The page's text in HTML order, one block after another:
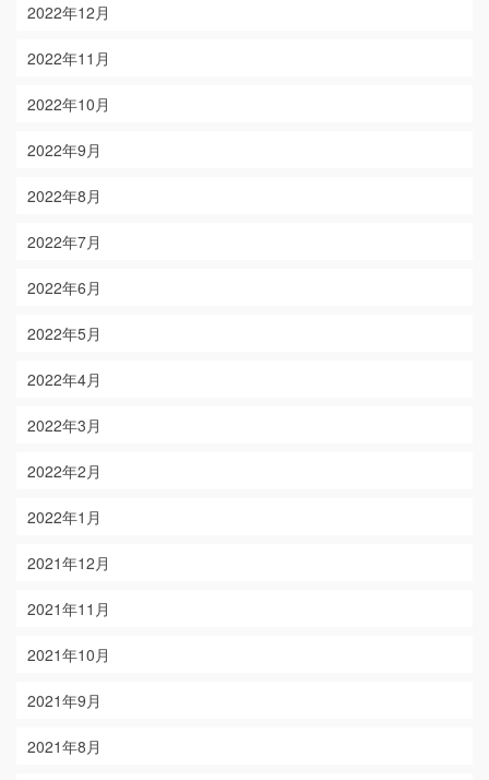
2022年12月
2022年11月
2022年10月
2022年9月
2022年8月
2022年7月
2022年6月
2022年5月
2022年4月
2022年3月
2022年2月
2022年1月
2021年12月
2021年11月
2021年10月
2021年9月
2021年8月